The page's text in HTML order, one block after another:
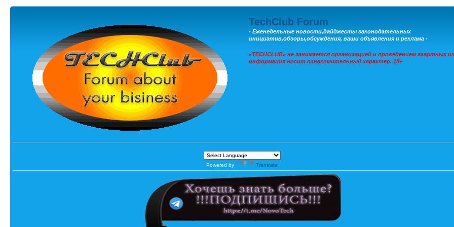
TechClub Forum
- Еженедельные новости,дайджесты законодательных
инициатив,обзоры,обсуждения, ваши объявления и реклама -
«TECHCLUB» не занимается организацией и проведением азартных
информация носит ознакомительный характер. 18+
Powered by Translate